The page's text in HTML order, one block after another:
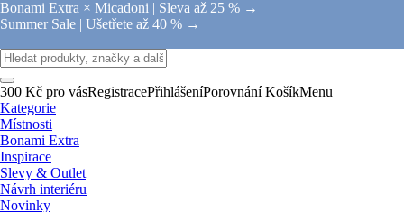
Bonami Extra × Micadoni | Sleva až 25 % →
Summer Sale | Ušetřete až 40 % →
300 Kč pro vásRegistracePřihlášeníPorovnání KošíkMenu
Kategorie
Místnosti
Bonami Extra
Inspirace
Slevy & Outlet
Návrh interiéru
Novinky